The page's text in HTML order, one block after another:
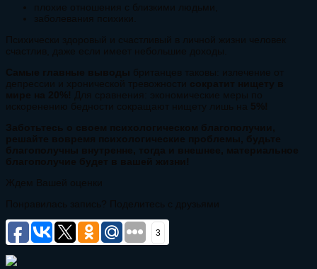
плохие отношения с близкими людьми,
заболевания психики.
Психически здоровый и счастливый в личной жизни человек
счастлив, даже если имеет небольшие доходы.
Самые главные выводы британцев таковы: излечение от
депрессии и хронической тревожности
сократит нищету в
мире на
20%!
Для сравнения: экономические меры по
искоренению бедности сокращают нищету лишь на 5%!
Заботьтесь о своем психологическом благополучии,
решайте вовремя психологические проблемы, будьте
благополучны внутренне, тогда и внешнее, материальное
благополучие будет в вашей жизни!
Ждем Вашей оценки
Понравилась запись? Поделитесь с друзьями
3